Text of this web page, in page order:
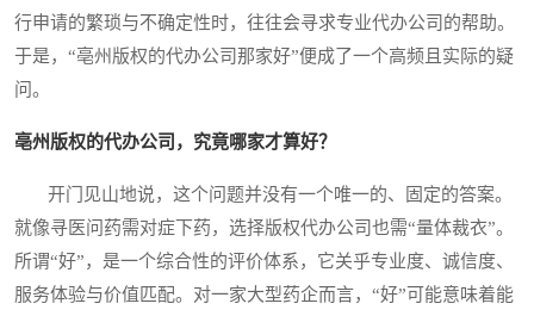
行申请的繁琐与不确定性时，往往会寻求专业代办公司的帮助。
于是，“亳州版权的代办公司那家好”便成了一个高频且实际的疑
问。
亳州版权的代办公司，究竟哪家才算好？
开门见山地说，这个问题并没有一个唯一的、固定的答案。
就像寻医问药需对症下药，选择版权代办公司也需“量体裁衣”。
所谓“好”，是一个综合性的评价体系，它关乎专业度、诚信度、
服务体验与价值匹配。对一家大型药企而言，“好”可能意味着能